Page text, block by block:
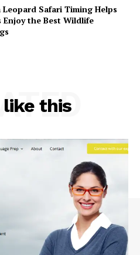
Leopard Safari Timing Helps
Enjoy the Best Wildlife
like this